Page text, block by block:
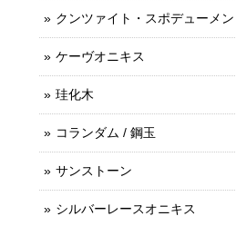
クンツァイト・スポデューメン
ケーヴオニキス
珪化木
コランダム / 鋼玉
サンストーン
シルバーレースオニキス